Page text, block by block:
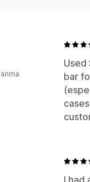
Used
bar
I had